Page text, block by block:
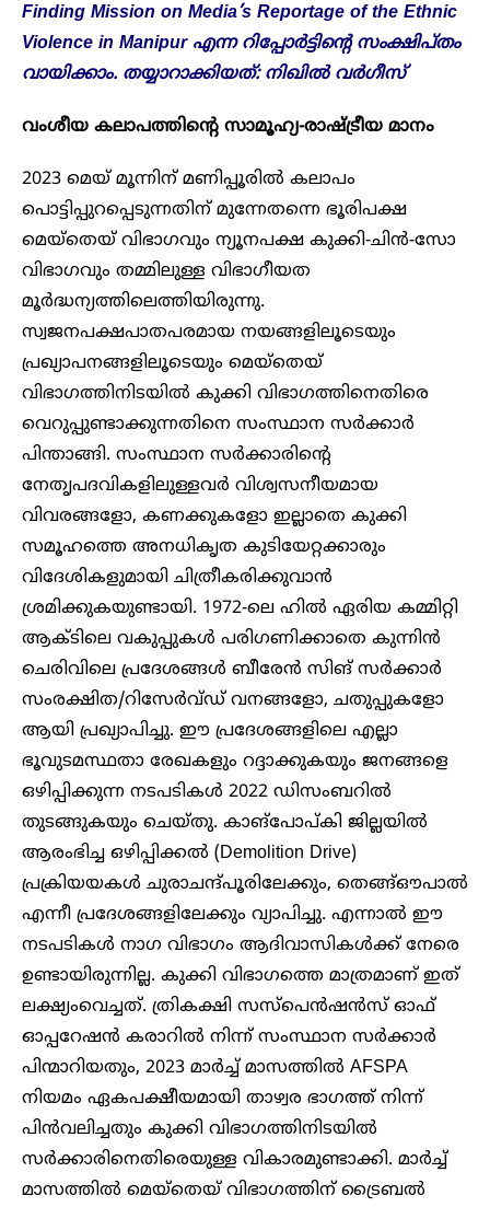
Finding Mission on Media’s Reportage of the Ethnic
Violence in Manipur എന്ന റിപ്പോർട്ടിന്റെ സംക്ഷിപ്തം
വായിക്കാം. തയ്യാറാക്കിയത്: നിഖിൽ വർ​ഗീസ്
വംശീയ കലാപത്തിന്റെ സാമൂഹ്യ-രാഷ്ട്രീയ മാനം
2023 മെയ് മൂന്നിന് മണിപ്പൂരിൽ കലാപം
പൊട്ടിപ്പുറപ്പെടുന്നതിന് മുന്നേതന്നെ ഭൂരിപക്ഷ
മെയ്തെയ് വിഭാഗവും ന്യൂനപക്ഷ കുക്കി-ചിൻ-സോ
വിഭാഗവും തമ്മിലുള്ള വിഭാഗീയത
മൂര്‍ദ്ധന്യത്തിലെത്തിയിരുന്നു.
സ്വജനപക്ഷപാതപരമായ നയങ്ങളിലൂടെയും
പ്രഖ്യാപനങ്ങളിലൂടെയും മെയ്തെയ്
വിഭാഗത്തിനിടയിൽ കുക്കി വിഭാഗത്തിനെതിരെ
വെറുപ്പുണ്ടാക്കുന്നതിനെ സംസ്ഥാന സർക്കാർ
പിന്താങ്ങി. സംസ്ഥാന സർക്കാരിന്റെ
നേതൃപദവികളിലുള്ളവർ വിശ്വസനീയമായ
വിവരങ്ങളോ, കണക്കുകളോ ഇല്ലാതെ കുക്കി
സമൂഹത്തെ അനധികൃത കുടിയേറ്റക്കാരും
വിദേശികളുമായി ചിത്രീകരിക്കുവാൻ
ശ്രമിക്കുകയുണ്ടായി. 1972-ലെ ഹിൽ ഏരിയ കമ്മിറ്റി
ആക്ടിലെ വകുപ്പുകൾ പരിഗണിക്കാതെ കുന്നിൻ
ചെരിവിലെ പ്രദേശങ്ങൾ ബീരേൻ സിങ് സർക്കാർ
സംരക്ഷിത/റിസേർവ്ഡ് വനങ്ങളോ, ചതുപ്പുകളോ
ആയി പ്രഖ്യാപിച്ചു. ഈ പ്രദേശങ്ങളിലെ എല്ലാ
ഭൂവുടമസ്ഥതാ രേഖകളും റദ്ദാക്കുകയും ജനങ്ങളെ
ഒഴിപ്പിക്കുന്ന നടപടികൾ 2022 ഡിസംബറിൽ
തുടങ്ങുകയും ചെയ്തു. കാങ്‌പോപ്കി ജില്ലയിൽ
ആരംഭിച്ച ഒഴിപ്പിക്കൽ (Demolition Drive)
പ്രക്രിയയകൾ ചുരാചന്ദ്പൂരിലേക്കും, തെങ്ങ്ഔപാൽ
എന്നീ പ്രദേശങ്ങളിലേക്കും വ്യാപിച്ചു. എന്നാൽ ഈ
നടപടികൾ നാഗ വിഭാഗം ആദിവാസികൾക്ക് നേരെ
ഉണ്ടായിരുന്നില്ല. കുക്കി വിഭാഗത്തെ മാത്രമാണ് ഇത്
ലക്ഷ്യംവെച്ചത്. ത്രികക്ഷി സസ്പെൻഷൻസ് ഓഫ്
ഓപ്പറേഷൻ കരാറിൽ നിന്ന് സംസ്ഥാന സർക്കാർ
പിന്മാറിയതും, 2023 മാർച്ച് മാസത്തിൽ AFSPA
നിയമം ഏകപക്ഷീയമായി താഴ്വര ഭാഗത്ത് നിന്ന്
പിൻവലിച്ചതും കുക്കി വിഭാഗത്തിനിടയിൽ
സർക്കാരിനെതിരെയുള്ള വികാരമുണ്ടാക്കി. മാർച്ച്
മാസത്തിൽ മെയ്തെയ് വിഭാഗത്തിന് ട്രൈബൽ